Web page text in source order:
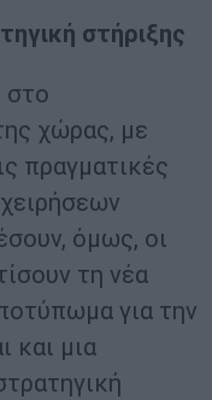
στήριξης
στο
χώρας, με
πραγματικές
όμως, οι
τη νέα
για την
και μια